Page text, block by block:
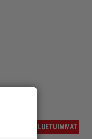
LUETUIMMAT